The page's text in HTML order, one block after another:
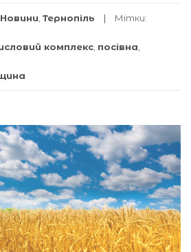
Новини Тернопіль Мітки:
комплекс посівна